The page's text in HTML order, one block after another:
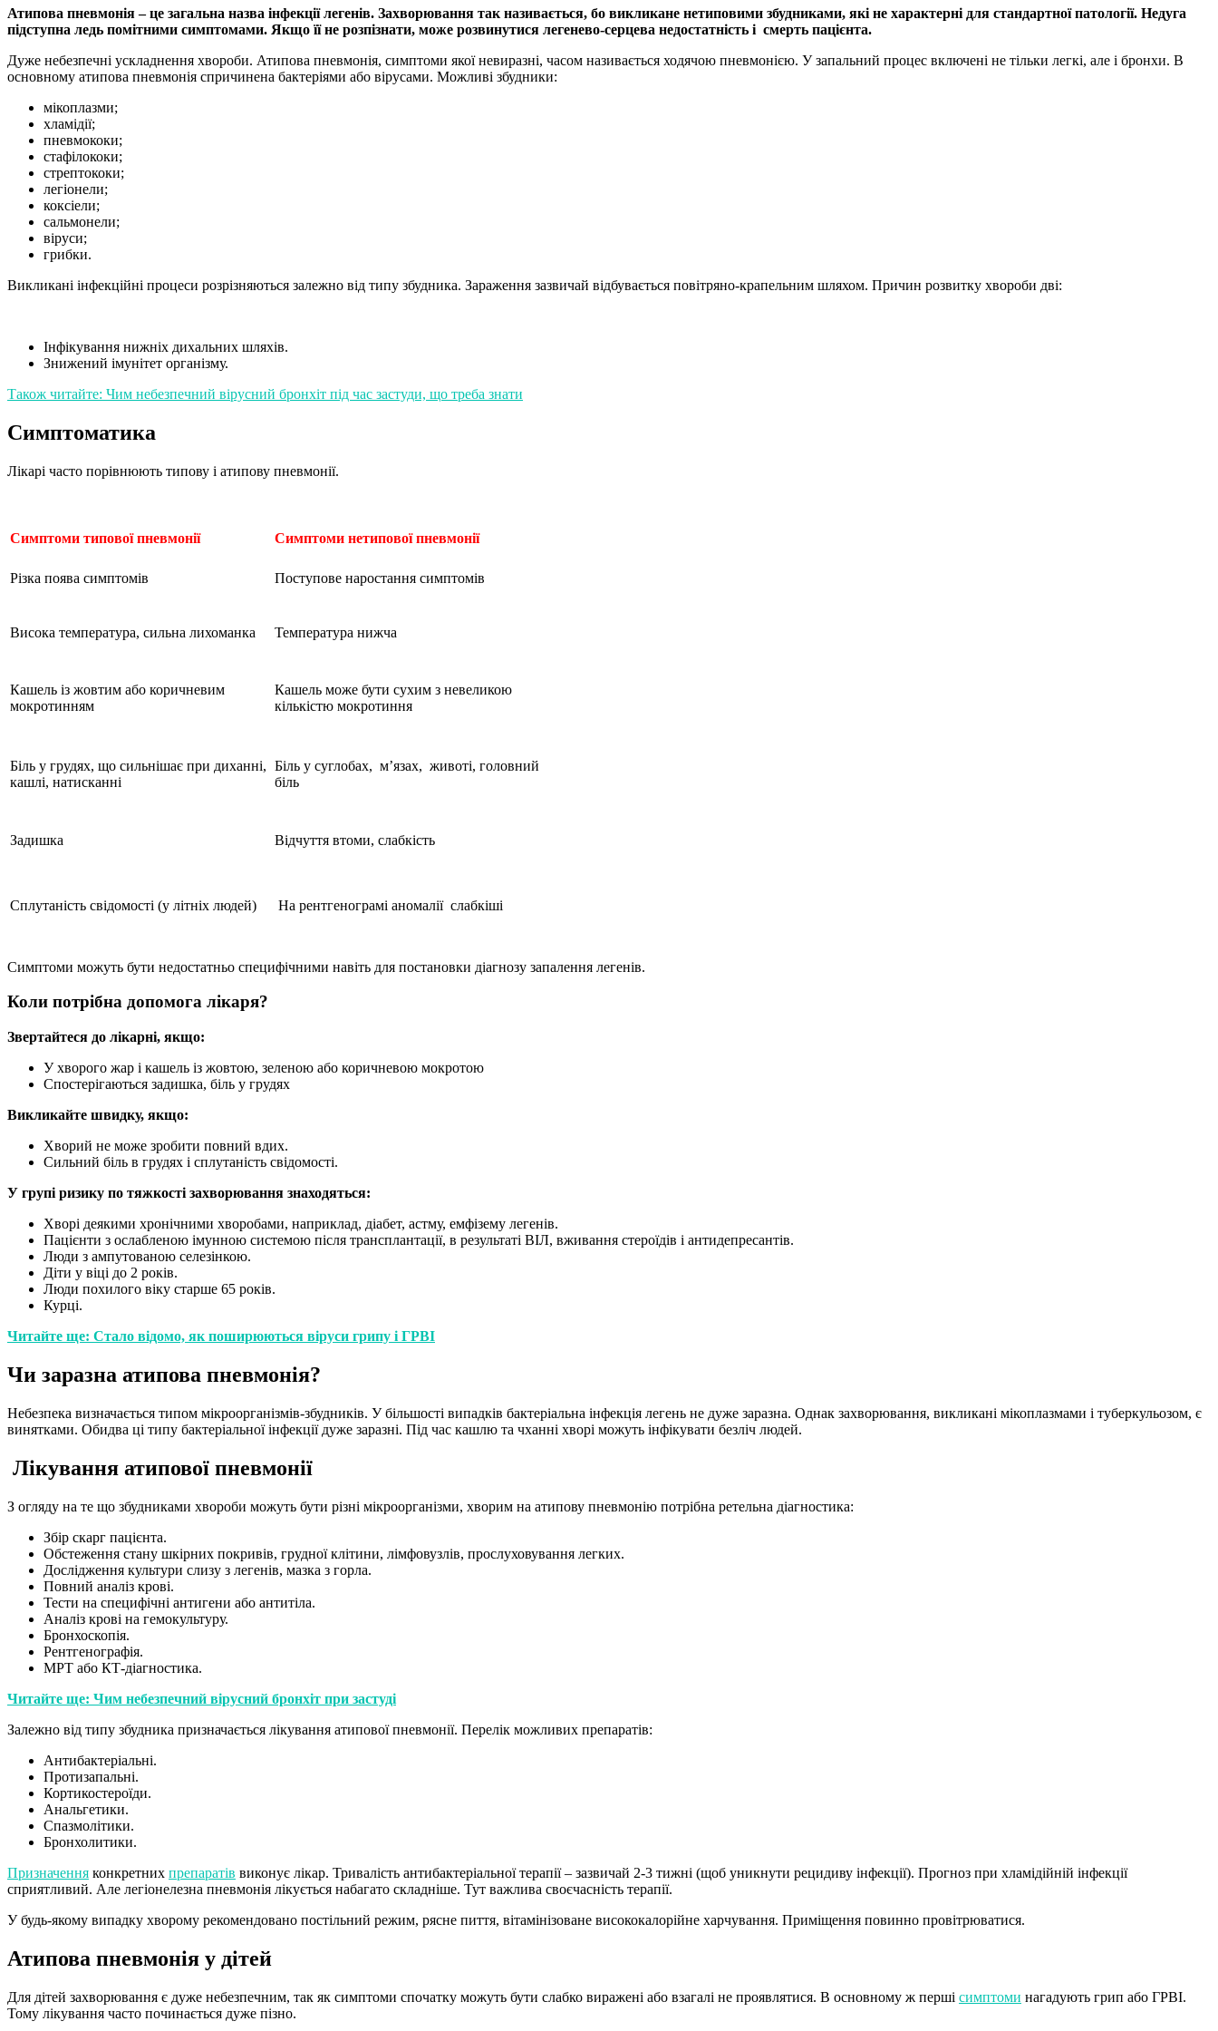
Атипова пневмонія – це загальна назва інфекції легенів. Захворювання так називається, бо викликане нетиповими збудниками, які не характерні для стандартної патології. Недуга
підступна ледь помітними симптомами. Якщо її не розпізнати, може розвинутися легенево-серцева недостатність і смерть пацієнта.
Дуже небезпечні ускладнення хвороби. Атипова пневмонія, симптоми якої невиразні, часом називається ходячою пневмонією. У запальний процес включені не тільки легкі, але і бронхи. В
основному атипова пневмонія спричинена бактеріями або вірусами. Можливі збудники:
мікоплазми;
хламідії;
пневмококи;
стафілококи;
стрептококи;
легіонели;
коксіели;
сальмонели;
віруси;
грибки.
Викликані інфекційні процеси розрізняються залежно від типу збудника. Зараження зазвичай відбувається повітряно-крапельним шляхом. Причин розвитку хвороби дві:
Інфікування нижніх дихальних шляхів.
Знижений імунітет організму.
Також читайте: Чим небезпечний вірусний бронхіт під час застуди, що треба знати
Симптоматика
Лікарі часто порівнюють типову і атипову пневмонії.
Симптоми типової пневмонії Симптоми нетипової пневмонії
Різка поява симптомів Поступове наростання симптомів
Висока температура, сильна лихоманка Температура нижча
Кашель із жовтим або коричневим
мокротинням
Кашель може бути сухим з невеликою
кількістю мокротиння
Біль у грудях, що сильнішає при диханні,
кашлі, натисканні
Біль у суглобах, м’язах, животі, головний
біль
Задишка Відчуття втоми, слабкість
Сплутаність свідомості (у літніх людей) На рентгенограмі аномалії слабкіші
Симптоми можуть бути недостатньо специфічними навіть для постановки діагнозу запалення легенів.
Коли потрібна допомога лікаря?
Звертайтеся до лікарні, якщо:
У хворого жар і кашель із жовтою, зеленою або коричневою мокротою
Спостерігаються задишка, біль у грудях
Викликайте швидку, якщо:
Хворий не може зробити повний вдих.
Сильний біль в грудях і сплутаність свідомості.
У групі ризику по тяжкості захворювання знаходяться:
Хворі деякими хронічними хворобами, наприклад, діабет, астму, емфізему легенів.
Пацієнти з ослабленою імунною системою після трансплантації, в результаті ВІЛ, вживання стероїдів і антидепресантів.
Люди з ампутованою селезінкою.
Діти у віці до 2 років.
Люди похилого віку старше 65 років.
Курці.
Читайте ще: Стало відомо, як поширюються віруси грипу і ГРВІ
Чи заразна атипова пневмонія?
Небезпека визначається типом мікроорганізмів-збудників. У більшості випадків бактеріальна інфекція легень не дуже заразна. Однак захворювання, викликані мікоплазмами і туберкульозом, є
винятками. Обидва ці типу бактеріальної інфекції дуже заразні. Під час кашлю та чханні хворі можуть інфікувати безліч людей.
Лікування атипової пневмонії
З огляду на те що збудниками хвороби можуть бути різні мікроорганізми, хворим на атипову пневмонію потрібна ретельна діагностика:
Збір скарг пацієнта.
Обстеження стану шкірних покривів, грудної клітини, лімфовузлів, прослуховування легких.
Дослідження культури слизу з легенів, мазка з горла.
Повний аналіз крові.
Тести на специфічні антигени або антитіла.
Аналіз крові на гемокультуру.
Бронхоскопія.
Рентгенографія.
МРТ або КТ-діагностика.
Читайте ще: Чим небезпечний вірусний бронхіт при застуді
Залежно від типу збудника призначається лікування атипової пневмонії. Перелік можливих препаратів:
Антибактеріальні.
Протизапальні.
Кортикостероїди.
Анальгетики.
Спазмолітики.
Бронхолитики.
Призначення конкретних препаратів виконує лікар. Тривалість антибактеріальної терапії – зазвичай 2-3 тижні (щоб уникнути рецидиву інфекції). Прогноз при хламідійній інфекції
сприятливий. Але легіонелезна пневмонія лікується набагато складніше. Тут важлива своєчасність терапії.
У будь-якому випадку хворому рекомендовано постільний режим, рясне пиття, вітамінізоване висококалорійне харчування. Приміщення повинно провітрюватися.
Атипова пневмонія у дітей
Для дітей захворювання є дуже небезпечним, так як симптоми спочатку можуть бути слабко виражені або взагалі не проявлятися. В основному ж перші симптоми нагадують грип або ГРВІ.
Тому лікування часто починається дуже пізно.